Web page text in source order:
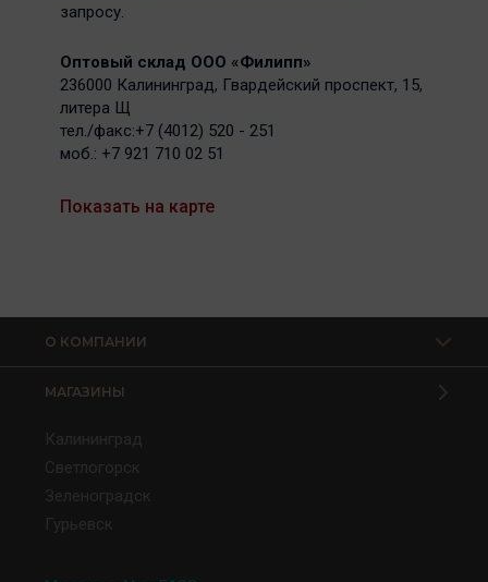
запросу.
Оптовый склад ООО «Филипп»
236000 Калининград, Гвардейский проспект, 15,
литера Щ
тел./факс:+7 (4012) 520 - 251
моб.: +7 921 710 02 51
Показать на карте
О КОМПАНИИ
МАГАЗИНЫ
Калининград
Светлогорск
Зеленоградск
Гурьевск